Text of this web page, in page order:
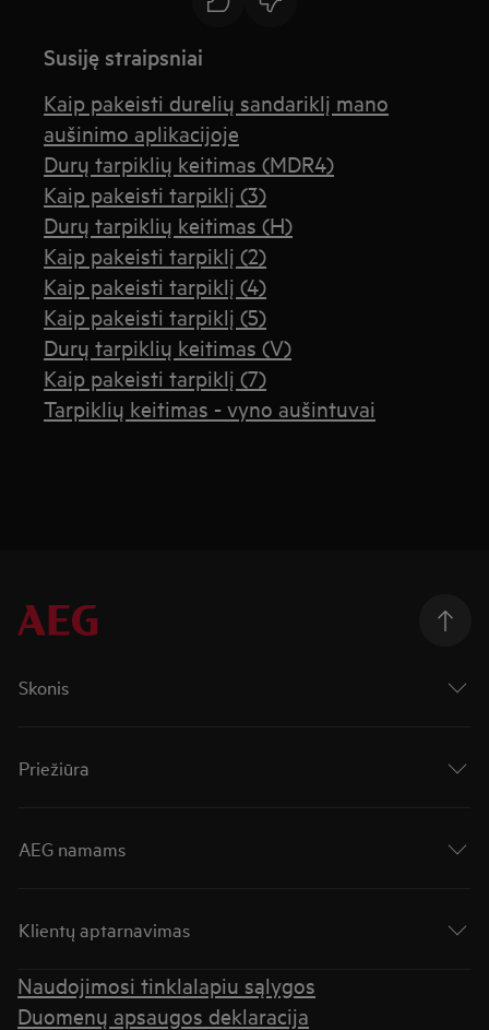
Susiję straipsniai
Kaip pakeisti durelių sandariklį mano
aušinimo aplikacijoje
Durų tarpiklių keitimas (MDR4)
Kaip pakeisti tarpiklį (3)
Durų tarpiklių keitimas (H)
Kaip pakeisti tarpiklį (2)
Kaip pakeisti tarpiklį (4)
Kaip pakeisti tarpiklį (5)
Durų tarpiklių keitimas (V)
Kaip pakeisti tarpiklį (7)
Tarpiklių keitimas - vyno aušintuvai
Skonis
Priežiūra
AEG namams
Klientų aptarnavimas
Naudojimosi tinklalapiu sąlygos
Duomenų apsaugos deklaracija